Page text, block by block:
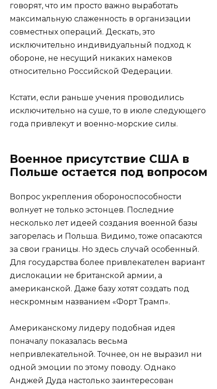
говорят, что им просто важно выработать
максимальную слаженность в организации
совместных операций. Дескать, это
исключительно индивидуальный подход к
обороне, не несущий никаких намеков
относительно Российской Федерации.
Кстати, если раньше учения проводились
исключительно на суше, то в июле следующего
года привлекут и военно-морские силы.
Военное присутствие США в
Польше остается под вопросом
Вопрос укрепления обороноспособности
волнует не только эстонцев. Последние
несколько лет идеей создания военной базы
загорелась и Польша. Видимо, тоже опасаются
за свои границы. Но здесь случай особенный.
Для государства более привлекателен вариант
дислокации не британской армии, а
американской. Даже базу хотят создать под
нескромным названием «Форт Трамп».
Американскому лидеру подобная идея
поначалу показалась весьма
непривлекательной. Точнее, он не выразил ни
одной эмоции по этому поводу. Однако
Анджей Дуда настолько заинтересован